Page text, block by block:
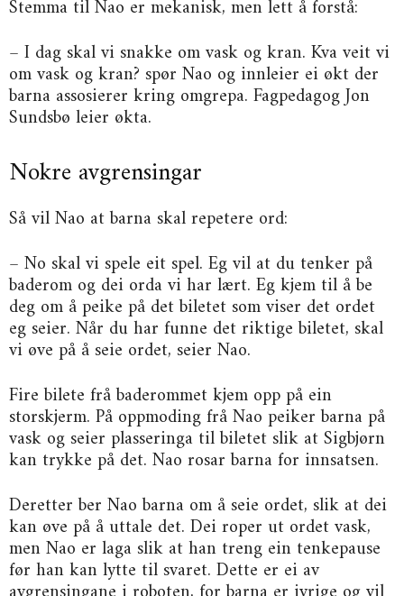
Stemma til Nao er mekanisk, men lett å forstå:
– I dag skal vi snakke om vask og kran. Kva veit vi
om vask og kran? spør Nao og innleier ei økt der
barna assosierer kring omgrepa. Fagpedagog Jon
Sundsbø leier økta.
Nokre avgrensingar
Så vil Nao at barna skal repetere ord:
– No skal vi spele eit spel. Eg vil at du tenker på
baderom og dei orda vi har lært. Eg kjem til å be
deg om å peike på det biletet som viser det ordet
eg seier. Når du har funne det riktige biletet, skal
vi øve på å seie ordet, seier Nao.
Fire bilete frå baderommet kjem opp på ein
storskjerm. På oppmoding frå Nao peiker barna på
vask og seier plasseringa til biletet slik at Sigbjørn
kan trykke på det. Nao rosar barna for innsatsen.
Deretter ber Nao barna om å seie ordet, slik at dei
kan øve på å uttale det. Dei roper ut ordet vask,
men Nao er laga slik at han treng ein tenkepause
før han kan lytte til svaret. Dette er ei av